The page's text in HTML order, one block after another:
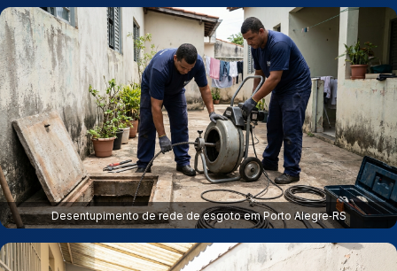
Desentupimento de rede de esgoto em Porto Alegre‑RS